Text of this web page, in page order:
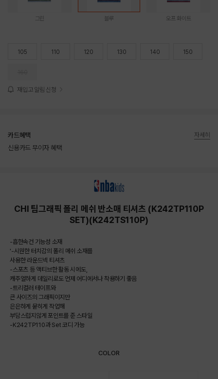
그린 블루 오프 화이트
105 110 120 130 140 150
재입고 알림 신청
카드혜택
신용카드 무이자 혜택
자세히
CHI 팀그래픽 폴리 메쉬 반소매 티셔츠 (K242TP110P
SET)(K242TS110P)
-흡한속건 기능성 소재
'-시원한 터치감의 폴리 메쉬 소재를
사용한 라운드넥 티셔츠
-스포츠 등 액티브한 활동 시에도,
캐주얼하게 데일리로도 언제 어디에서나 착용하기 좋음
-트리컬러 테이프와
큰 사이즈의 그래픽이지만
은은하게 묻히게 작업해
부담스럽지않게 포인트를 준 스타일
-K242TP110과 Set 코디 가능
COLOR